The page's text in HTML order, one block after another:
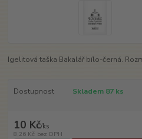
Igelitová taška Bakalář bílo-černá.
Dostupnost Skladem 87 ks
10 Kč/ks
8,26 Kč bez DPH